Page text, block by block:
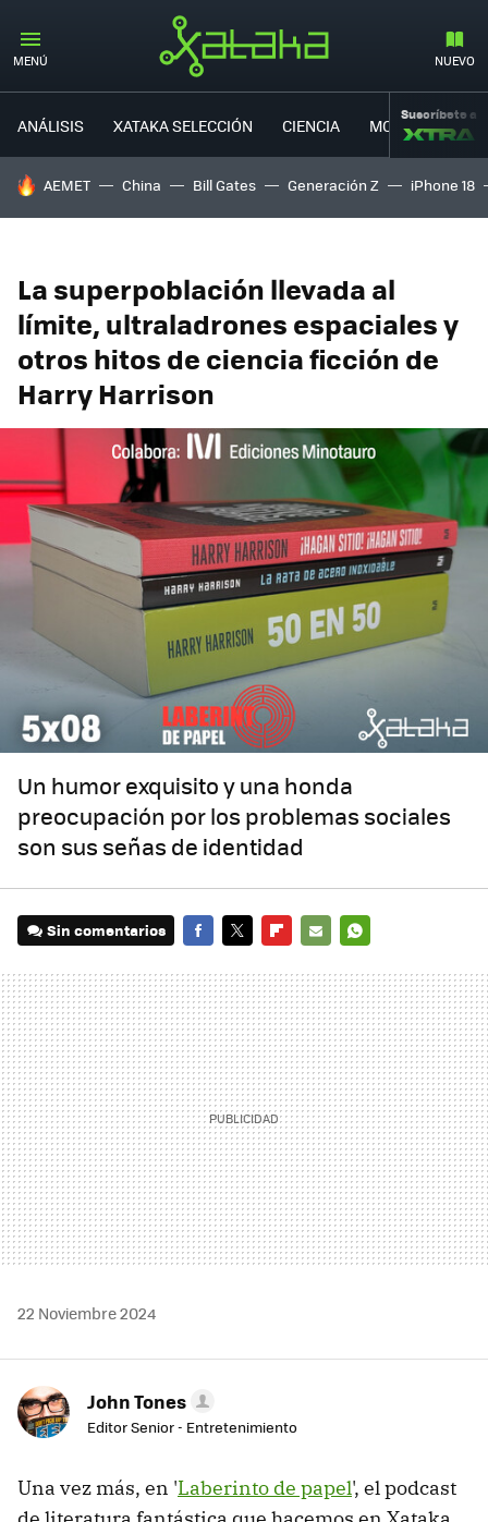
MENÚ NUEVO
ANÁLISIS XATAKA SELECCIÓN CIENCIA MOVILIDAD
Suscríbete a
HOY SE HABLA DE
AEMET China Bill Gates Generación Z iPhone 18
La superpoblación llevada al
límite, ultraladrones espaciales y
otros hitos de ciencia ficción de
Harry Harrison
Un humor exquisito y una honda
preocupación por los problemas sociales
son sus señas de identidad
Sin comentarios
MAIL
22 Noviembre 2024
John Tones
Editor Senior - Entretenimiento
Una vez más, en 'Laberinto de papel', el podcast